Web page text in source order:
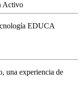
Activo
EDUCA
una experiencia de